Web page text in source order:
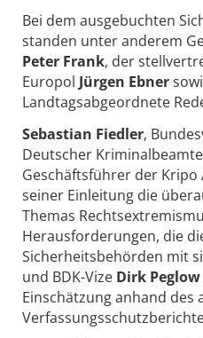
Bei dem ausgebuchten
standen unter anderem
Peter Frank, der
Europol Jürgen Ebner
Landtagsabgeordnete
Sebastian Fiedler,
Deutscher
Geschäftsführer der Kripo
seiner Einleitung die
Themas
Herausforderungen, die
Sicherheitsbehörden mit
und BDK-Vize Dirk Peglow
Einschätzung anhand des